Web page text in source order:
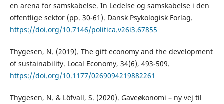
en arena for samskabelse. In Ledelse og samskabelse i den
offentlige sektor (pp. 30-61). Dansk Psykologisk Forlag.
https://doi.org/10.7146/politica.v26i3.67855
Thygesen, N. (2019). The gift economy and the development
of sustainability. Local Economy, 34(6), 493-509.
https://doi.org/10.1177/0269094219882261
Thygesen, N. & Löfvall, S. (2020). Gaveøkonomi – ny vej til